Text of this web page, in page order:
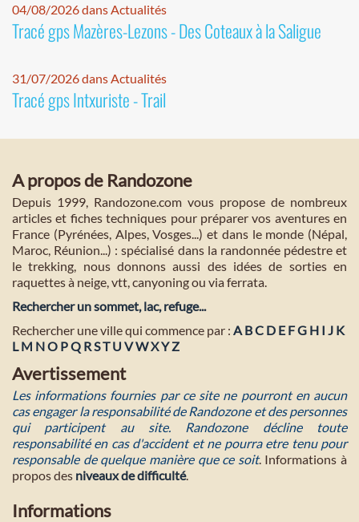
04/08/2026 dans Actualités
Tracé gps Mazères-Lezons - Des Coteaux à la Saligue
31/07/2026 dans Actualités
Tracé gps Intxuriste - Trail
A propos de Randozone
Depuis 1999, Randozone.com vous propose de nombreux
articles et fiches techniques pour préparer vos aventures en
France (Pyrénées, Alpes, Vosges...) et dans le monde (Népal,
Maroc, Réunion...) : spécialisé dans la randonnée pédestre et
le trekking, nous donnons aussi des idées de sorties en
raquettes à neige, vtt, canyoning ou via ferrata.
Rechercher un sommet, lac, refuge...
Rechercher une ville qui commence par : A BC D E FG H I J K
L M NO PQ RST U VWXYZ
Avertissement
Les informations fournies par ce site ne pourront en aucun
cas engager la responsabilité de Randozone et des personnes
qui participent au site. Randozone décline toute
responsabilité en cas d'accident et ne pourra etre tenu pour
responsable de quelque manière que ce soit. Informations à
propos des niveaux de difficulté.
Informations